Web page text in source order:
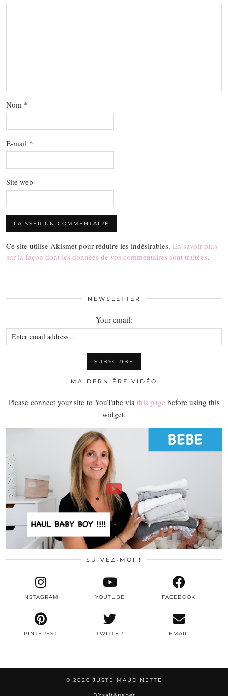
Nom *
E-mail *
Site web
Ce site utilise Akismet pour réduire les indésirables. En savoir plus
sur la façon dont les données de vos commentaires sont traitées.
NEWSLETTER
Your email:
MA DERNIÈRE VIDÉO
Please connect your site to YouTube via this page before using this
widget.
SUIVEZ-MOI !
TWITTER
INSTAGRAM FACEBOOK
PINTEREST
YOUTUBE
EMAIL
© 2026 JUSTE MAUDINETTE